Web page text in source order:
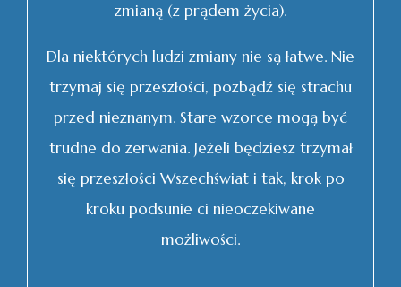
zmianą (z prądem życia).
Dla niektórych ludzi zmiany nie są łatwe. Nie
trzymaj się przeszłości, pozbądź się strachu
przed nieznanym. Stare wzorce mogą być
trudne do zerwania. Jeżeli będziesz trzymał
się przeszłości Wszechświat i tak, krok po
kroku podsunie ci nieoczekiwane
możliwości.